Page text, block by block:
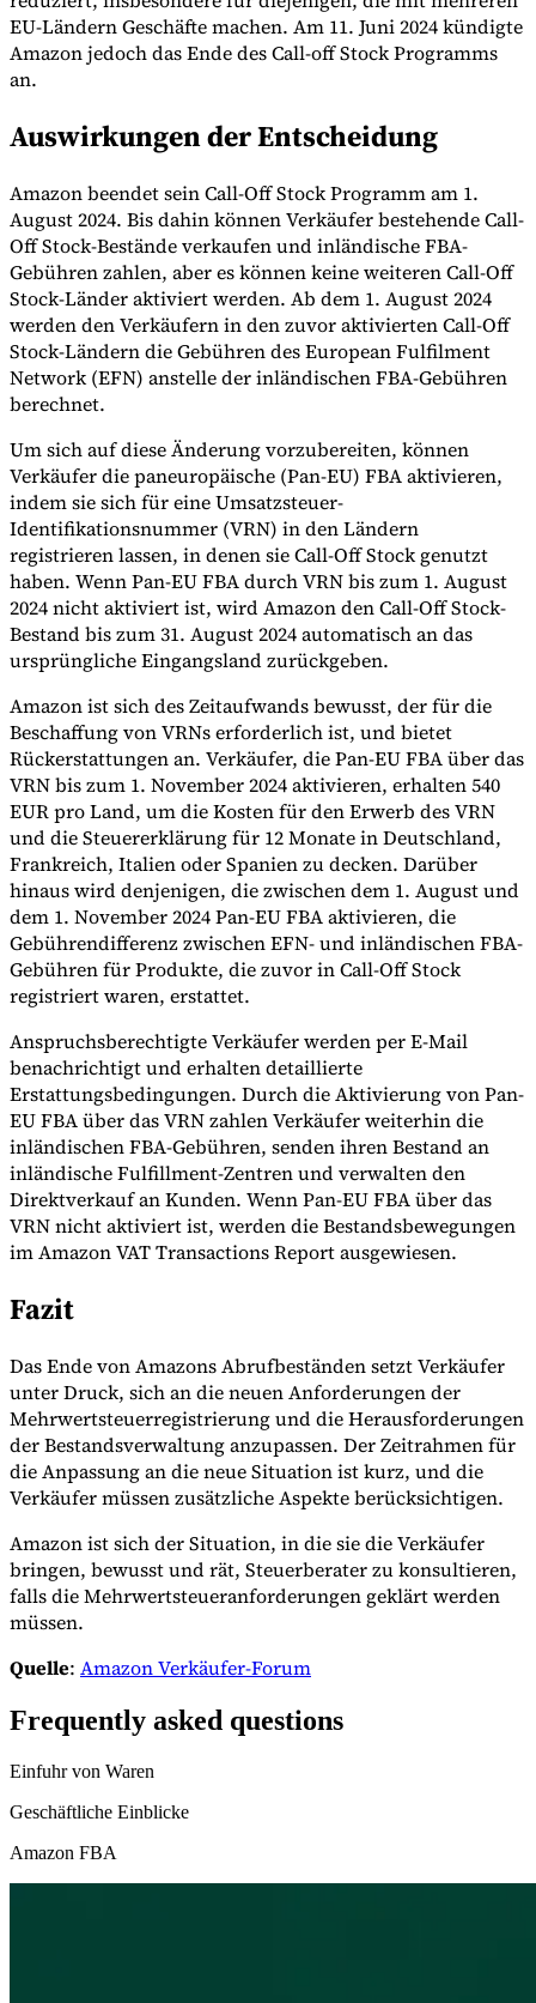
Experts
Unsere AutorenBeitragender werdenWählen Sie einen Experten
EU-Ländern Geschäfte machen. Am 11. Juni 2024 kündigte
Amazon jedoch das Ende des Call-off Stock Programms
an.
Auswirkungen der Entscheidung
Amazon beendet sein Call-Off Stock Programm am 1.
August 2024. Bis dahin können Verkäufer bestehende Call-
Off Stock-Bestände verkaufen und inländische FBA-
Gebühren zahlen, aber es können keine weiteren Call-Off
Stock-Länder aktiviert werden. Ab dem 1. August 2024
werden den Verkäufern in den zuvor aktivierten Call-Off
Stock-Ländern die Gebühren des European Fulfilment
Network (EFN) anstelle der inländischen FBA-Gebühren
berechnet.
Um sich auf diese Änderung vorzubereiten, können
Verkäufer die paneuropäische (Pan-EU) FBA aktivieren,
indem sie sich für eine Umsatzsteuer-
Identifikationsnummer (VRN) in den Ländern
registrieren lassen, in denen sie Call-Off Stock genutzt
haben. Wenn Pan-EU FBA durch VRN bis zum 1. August
2024 nicht aktiviert ist, wird Amazon den Call-Off Stock-
Bestand bis zum 31. August 2024 automatisch an das
ursprüngliche Eingangsland zurückgeben.
Amazon ist sich des Zeitaufwands bewusst, der für die
Beschaffung von VRNs erforderlich ist, und bietet
Rückerstattungen an. Verkäufer, die Pan-EU FBA über das
VRN bis zum 1. November 2024 aktivieren, erhalten 540
EUR pro Land, um die Kosten für den Erwerb des VRN
und die Steuererklärung für 12 Monate in Deutschland,
Frankreich, Italien oder Spanien zu decken. Darüber
hinaus wird denjenigen, die zwischen dem 1. August und
dem 1. November 2024 Pan-EU FBA aktivieren, die
Gebührendifferenz zwischen EFN- und inländischen FBA-
Gebühren für Produkte, die zuvor in Call-Off Stock
registriert waren, erstattet.
Anspruchsberechtigte Verkäufer werden per E-Mail
benachrichtigt und erhalten detaillierte
Erstattungsbedingungen. Durch die Aktivierung von Pan-
EU FBA über das VRN zahlen Verkäufer weiterhin die
inländischen FBA-Gebühren, senden ihren Bestand an
inländische Fulfillment-Zentren und verwalten den
Direktverkauf an Kunden. Wenn Pan-EU FBA über das
VRN nicht aktiviert ist, werden die Bestandsbewegungen
im Amazon VAT Transactions Report ausgewiesen.
Fazit
Das Ende von Amazons Abrufbeständen setzt Verkäufer
unter Druck, sich an die neuen Anforderungen der
Mehrwertsteuerregistrierung und die Herausforderungen
der Bestandsverwaltung anzupassen. Der Zeitrahmen für
die Anpassung an die neue Situation ist kurz, und die
Verkäufer müssen zusätzliche Aspekte berücksichtigen.
Amazon ist sich der Situation, in die sie die Verkäufer
bringen, bewusst und rät, Steuerberater zu konsultieren,
falls die Mehrwertsteueranforderungen geklärt werden
müssen.
Quelle: Amazon Verkäufer-Forum
Frequently asked questions
Einfuhr von Waren
Geschäftliche Einblicke
Amazon FBA